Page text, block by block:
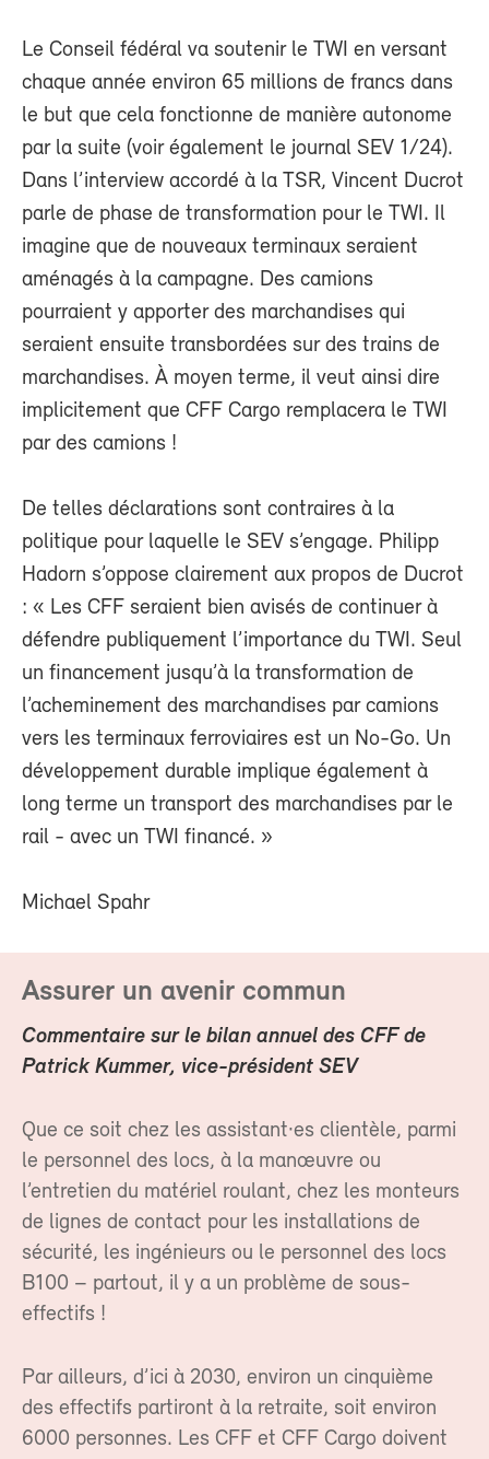
Le Conseil fédéral va soutenir le TWI en versant
chaque année environ 65 millions de francs dans
le but que cela fonctionne de manière autonome
par la suite (voir également le journal SEV 1/24).
Dans l’interview accordé à la TSR, Vincent Ducrot
parle de phase de transformation pour le TWI. Il
imagine que de nouveaux terminaux seraient
aménagés à la campagne. Des camions
pourraient y apporter des marchandises qui
seraient ensuite transbordées sur des trains de
marchandises. À moyen terme, il veut ainsi dire
implicitement que CFF Cargo remplacera le TWI
par des camions !
De telles déclarations sont contraires à la
politique pour laquelle le SEV s’engage. Philipp
Hadorn s’oppose clairement aux propos de Ducrot
: « Les CFF seraient bien avisés de continuer à
défendre publiquement l’importance du TWI. Seul
un financement jusqu’à la transformation de
l’acheminement des marchandises par camions
vers les terminaux ferroviaires est un No-Go. Un
développement durable implique également à
long terme un transport des marchandises par le
rail - avec un TWI financé. »
Michael Spahr
Assurer un avenir commun
Commentaire sur le bilan annuel des CFF de
Patrick Kummer, vice-président SEV
Que ce soit chez les assistant·es clientèle, parmi
le personnel des locs, à la manœuvre ou
l’entretien du matériel roulant, chez les monteurs
de lignes de contact pour les installations de
sécurité, les ingénieurs ou le personnel des locs
B100 – partout, il y a un problème de sous-
effectifs !
Par ailleurs, d’ici à 2030, environ un cinquième
des effectifs partiront à la retraite, soit environ
6000 personnes. Les CFF et CFF Cargo doivent